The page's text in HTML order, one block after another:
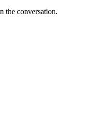
the conversation.